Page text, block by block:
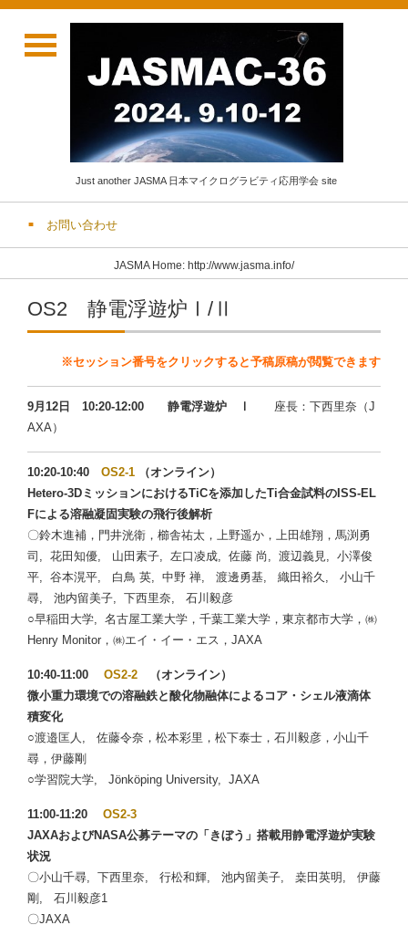
Just another JASMA 日本マイクログラビティ応用学会 site
お問い合わせ
JASMA Home: http://www.jasma.info/
OS2 静電浮遊炉Ⅰ/Ⅱ
※セッション番号をクリックすると予稿原稿が閲覧できます
9月12日 10:20-12:00 静電浮遊炉 Ⅰ
座長：下西里奈（J
AXA）
10:20-10:40 OS2-1
（オンライン）
Hetero-3DミッションにおけるTiCを添加したTi合金試料のISS-EL
Fによる溶融凝固実験の飛行後解析
〇鈴木進補，門井洸衛，櫛舎祐太，上野遥か，上田雄翔，馬渕勇
司, 花田知優, 山田素子, 左口凌成, 佐藤 尚, 渡辺義見, 小澤俊
平, 谷本滉平, 白鳥 英, 中野 禅, 渡邊勇基, 織田裕久, 小山千
尋, 池内留美子, 下西里奈, 石川毅彦
○早稲田大学, 名古屋工業大学，千葉工業大学，東京都市大学，㈱
Henry Monitor，㈱エイ・イー・エス，JAXA
10:40-11:00 OS2-2 （オンライン）
微小重力環境での溶融鉄と酸化物融体によるコア・シェル液滴体
積変化
○渡邉匡人, 佐藤令奈，松本彩里，松下泰士，石川毅彦，小山千
尋，伊藤剛
○学習院大学, Jönköping University, JAXA
11:00-11:20 OS2-3
JAXAおよびNASA公募テーマの「きぼう」搭載用静電浮遊炉実験
状況
〇小山千尋, 下西里奈, 行松和輝, 池内留美子, 桒田英明, 伊藤
剛, 石川毅彦1
〇JAXA